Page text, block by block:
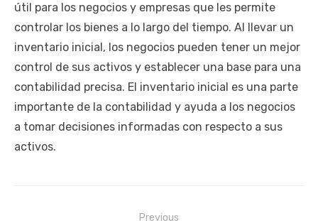
útil para los negocios y empresas que les permite
controlar los bienes a lo largo del tiempo. Al llevar un
inventario inicial, los negocios pueden tener un mejor
control de sus activos y establecer una base para una
contabilidad precisa. El inventario inicial es una parte
importante de la contabilidad y ayuda a los negocios
a tomar decisiones informadas con respecto a sus
activos.
Previous